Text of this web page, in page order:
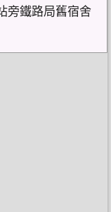
旁鐵路局舊宿舍